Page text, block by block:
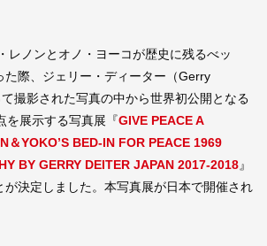
レノンとオノ・ヨーコが歴史に残るべッ
た際、ジェリー・ディーター（Gerry
撮影された写真の中から世界初公開となる
を展示する写真展『GIVE PEACE A
＆YOKO’S BED-IN FOR PEACE 1969
BY GERRY DEITER JAPAN 2017-2018』
が決定しました。本写真展が日本で開催され